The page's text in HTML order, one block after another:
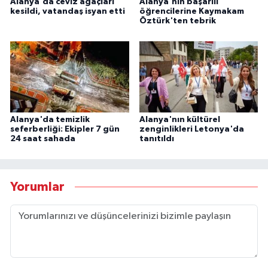
Alanya'da ceviz ağaçları
kesildi, vatandaş isyan etti
Alanya'nın başarılı
öğrencilerine Kaymakam
Öztürk'ten tebrik
Alanya'da temizlik
seferberliği: Ekipler 7 gün
24 saat sahada
Alanya'nın kültürel
zenginlikleri Letonya'da
tanıtıldı
Yorumlar